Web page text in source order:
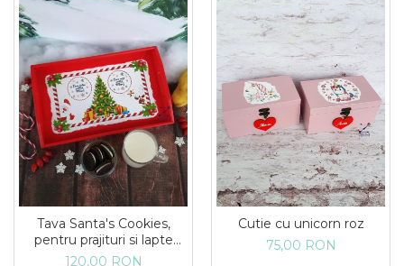
Tava Santa's Cookies,
pentru prajituri si lapte
pentru Mos Craciun
120,00 RON
Cutie cu unicorn roz
75,00 RON